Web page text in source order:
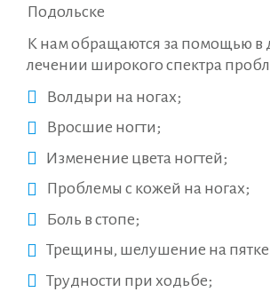
Подольске
К нам обращаются за помощью в
лечении широкого спектра
Волдыри на ногах;
Вросшие ногти;
Изменение цвета ногтей;
Проблемы с кожей на ногах;
Боль в стопе;
Трещины, шелушение на пятке
Трудности при ходьбе;